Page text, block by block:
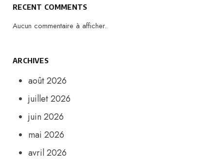
RECENT COMMENTS
Aucun commentaire à afficher.
ARCHIVES
août 2026
juillet 2026
juin 2026
mai 2026
avril 2026